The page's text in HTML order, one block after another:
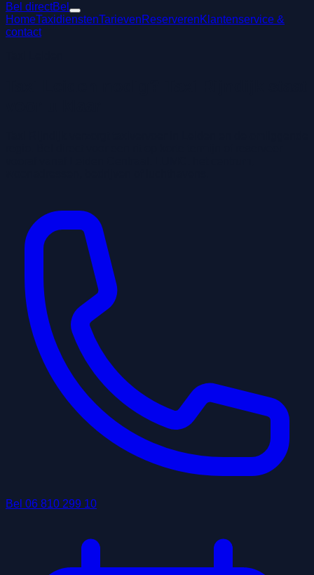
Bel directBel
HomeTaxidienstenTarievenReserverenKlantenservice &
contact
Bel 06 810 299 10